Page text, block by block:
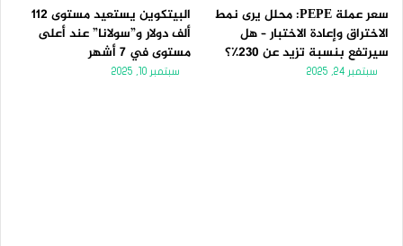
سعر عملة PEPE: محلل يرى نمط
الاختراق وإعادة الاختبار – هل
سيرتفع بنسبة تزيد عن 230٪؟
سبتمبر 24, 2025
البيتكوين يستعيد مستوى 112
ألف دولار و”سولانا” عند أعلى
مستوى في 7 أشهر
سبتمبر 10, 2025